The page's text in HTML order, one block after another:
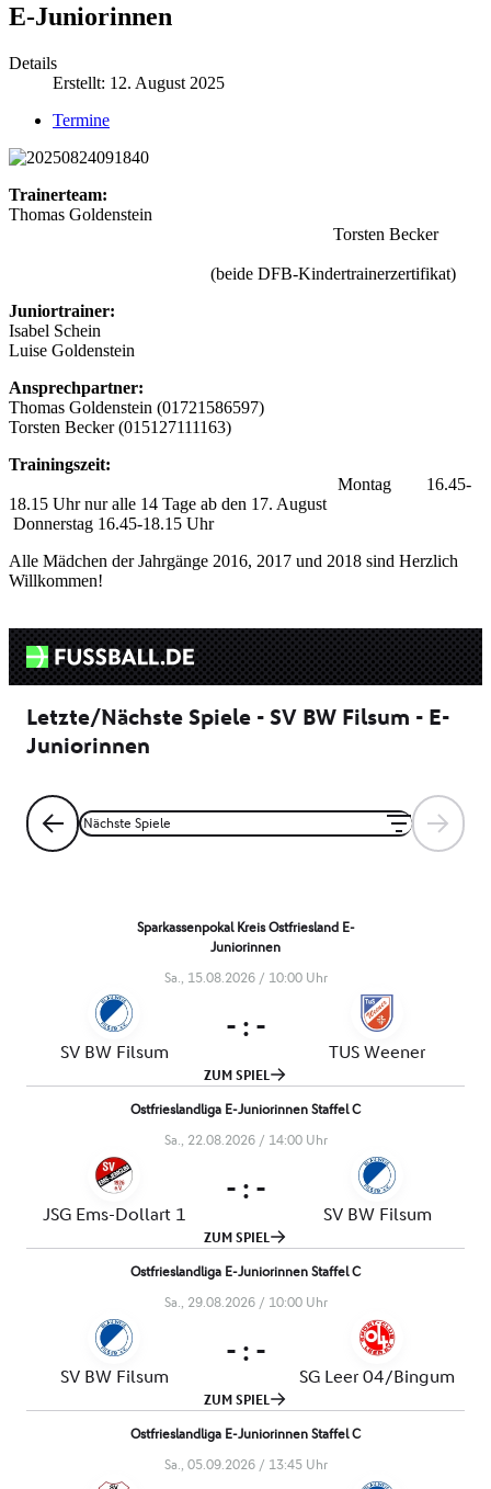
E-Juniorinnen
Details
Erstellt: 12. August 2025
Termine
Trainerteam:
Thomas Goldenstein
Torsten Becker
(beide DFB-Kindertrainerzertifikat)
Juniortrainer:
Isabel Schein
Luise Goldenstein
Ansprechpartner:
Thomas Goldenstein (01721586597)
Torsten Becker (015127111163)
Trainingszeit:
Montag 16.45-
18.15 Uhr nur alle 14 Tage ab den 17. August
Donnerstag 16.45-18.15 Uhr
Alle Mädchen der Jahrgänge 2016, 2017 und 2018 sind Herzlich
Willkommen!